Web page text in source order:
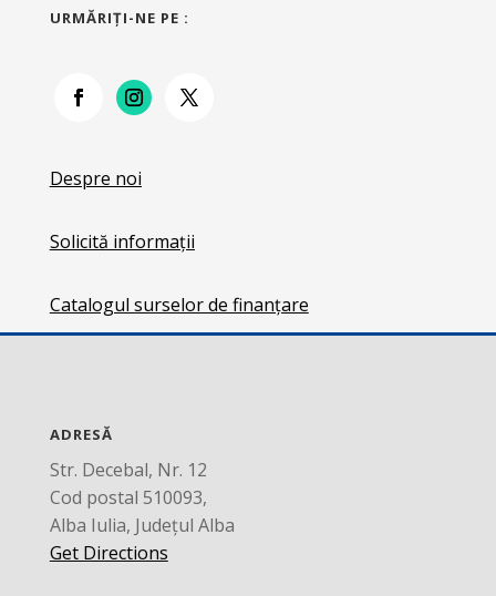
URMĂRIŢI-NE PE :
Despre noi
Solicită informații
Catalogul surselor de finanțare
ADRESĂ
Str. Decebal, Nr. 12
Cod postal 510093,
Alba Iulia, Județul Alba
Get Directions